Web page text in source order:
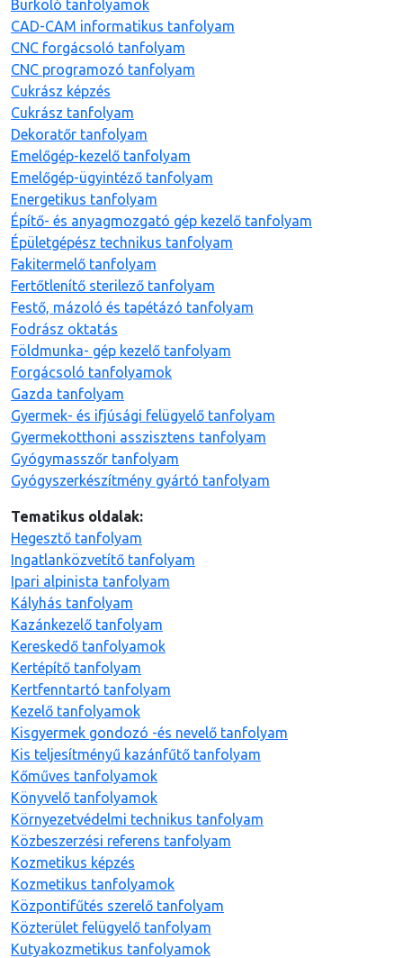
Burkoló tanfolyamok
CAD-CAM informatikus tanfolyam
CNC forgácsoló tanfolyam
CNC programozó tanfolyam
Cukrász képzés
Cukrász tanfolyam
Dekoratőr tanfolyam
Emelőgép-kezelő tanfolyam
Emelőgép-ügyintéző tanfolyam
Energetikus tanfolyam
Építő- és anyagmozgató gép kezelő tanfolyam
Épületgépész technikus tanfolyam
Fakitermelő tanfolyam
Fertőtlenítő sterilező tanfolyam
Festő, mázoló és tapétázó tanfolyam
Fodrász oktatás
Földmunka- gép kezelő tanfolyam
Forgácsoló tanfolyamok
Gazda tanfolyam
Gyermek- és ifjúsági felügyelő tanfolyam
Gyermekotthoni asszisztens tanfolyam
Gyógymasszőr tanfolyam
Gyógyszerkészítmény gyártó tanfolyam
Tematikus oldalak:
Hegesztő tanfolyam
Ingatlanközvetítő tanfolyam
Ipari alpinista tanfolyam
Kályhás tanfolyam
Kazánkezelő tanfolyam
Kereskedő tanfolyamok
Kertépítő tanfolyam
Kertfenntartó tanfolyam
Kezelő tanfolyamok
Kisgyermek gondozó -és nevelő tanfolyam
Kis teljesítményű kazánfűtő tanfolyam
Kőműves tanfolyamok
Könyvelő tanfolyamok
Környezetvédelmi technikus tanfolyam
Közbeszerzési referens tanfolyam
Kozmetikus képzés
Kozmetikus tanfolyamok
Központifűtés szerelő tanfolyam
Közterület felügyelő tanfolyam
Kutyakozmetikus tanfolyamok